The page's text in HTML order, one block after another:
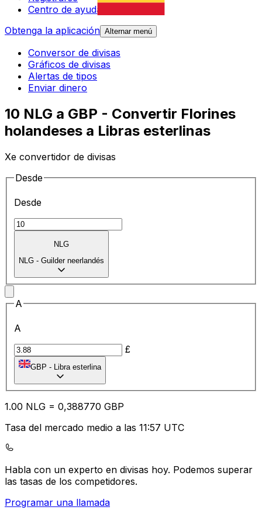
Centro de ayuda
Obtenga la aplicación Alternar menú
Conversor de divisas
Gráficos de divisas
Alertas de tipos
Enviar dinero
10 NLG a GBP - Convertir Florines
holandeses a Libras esterlinas
Xe convertidor de divisas
Desde
Desde
NLG
NLG - Guilder neerlandés
A
A
£
GBP - Libra esterlina
1.00 NLG = 0,388770 GBP
Tasa del mercado medio a las 11:57 UTC
Habla con un experto en divisas hoy. Podemos superar
las tasas de los competidores.
Programar una llamada